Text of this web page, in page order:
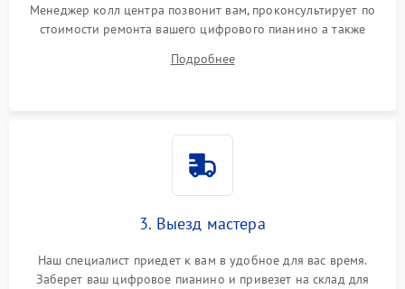
Менеджер колл центра позвонит вам, проконсультирует по
стоимости ремонта вашего цифрового пианино а также
Подробнее
3. Выезд мастера
Наш специалист приедет к вам в удобное для вас время.
Заберет ваш цифровое пианино и привезет на склад для